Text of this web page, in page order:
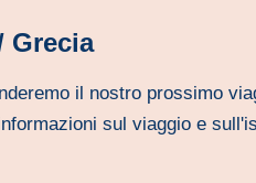
Grecia
il nostro prossimo
sul viaggio e